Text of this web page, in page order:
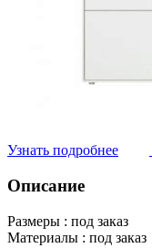
Узнать подробнее
Описание
Размеры : под заказ
Материалы : под заказ